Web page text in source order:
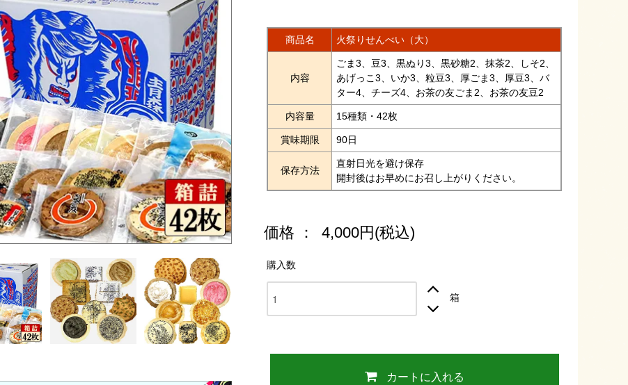
商品名 火祭りせんべい（大）
内容
ごま3、豆3、黒ぬり3、黒砂糖2、抹茶2、しそ2、
あげっこ3、いか3、粒豆3、厚ごま3、厚豆3、バ
ター4、チーズ4、お茶の友ごま2、お茶の友豆2
内容量 15種類・42枚
賞味期限 90日
保存方法
直射日光を避け保存
開封後はお早めにお召し上がりください。
価格 ： 4,000円(税込)
購入数
箱
カートに入れる